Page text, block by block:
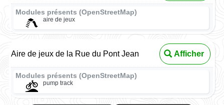
Modules présents (OpenStreetMap)
aire de jeux
Aire de jeux de la Rue du Pont Jean Afficher
Modules présents (OpenStreetMap)
pump track